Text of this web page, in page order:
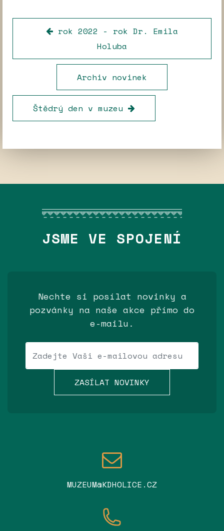
rok 2022 - rok Dr. Emila
Holuba
Archiv novinek
Štědrý den v muzeu
JSME VE SPOJENÍ
Nechte si posílat novinky a
pozvánky na naše akce přímo do
e-mailu.
ZASÍLAT NOVINKY
MUZEUM@KDHOLICE.CZ